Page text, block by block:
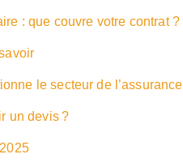
: que couvre votre contrat ?
le secteur de l’assurance
un devis ?